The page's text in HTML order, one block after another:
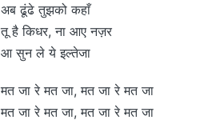
अब ढूंढे तुझको कहाँ
तू है किधर, ना आए नज़र
आ सुन ले ये इल्तेजा
मत जा रे मत जा, मत जा रे मत जा
मत जा रे मत जा, मत जा रे मत जा